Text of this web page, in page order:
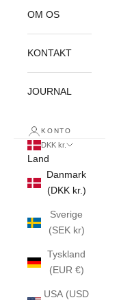
OM OS
KONTAKT
JOURNAL
KONTO
DKK kr.
Land
Danmark
(DKK kr.)
Sverige
(SEK kr)
Tyskland
(EUR €)
USA (USD